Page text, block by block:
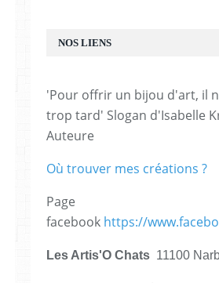
NOS LIENS
'Pour offrir un bijou d'art, il
trop tard' Slogan d'Isabelle
Auteure
Où trouver mes créations ?
Page
facebook https://
Les Artis'O Chats 11100